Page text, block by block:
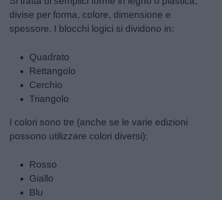
Home
Menu
divise per forma, colore, dimensione e
spessore. I blocchi logici si dividono in:
Quadrato
Rettangolo
Cerchio
Triangolo
I colori sono tre (anche se le varie edizioni
possono utilizzare colori diversi):
Rosso
Giallo
Blu